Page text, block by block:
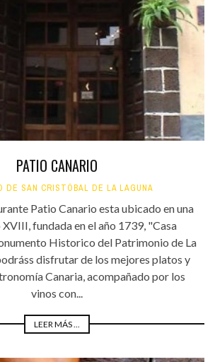
PATIO CANARIO
DE SAN CRISTÓBAL DE LA LAGUNA
Patio Canario esta ubicado en una
fundada en el año 1739, "Casa
Historico del Patrimonio de La
disfrutar de los mejores platos y
Canaria, acompañado por los
vinos con...
LEER MÁS ...